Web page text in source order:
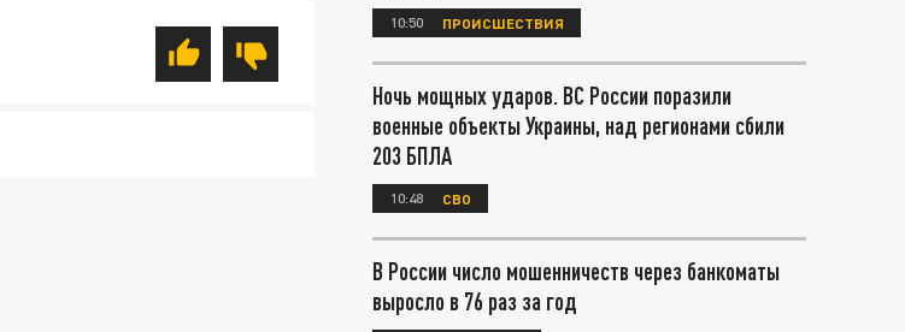
10:50 ПРОИСШЕСТВИЯ
Ночь мощных ударов. ВС России поразили
военные объекты Украины, над регионами сбили
203 БПЛА
10:48 СВО
В России число мошенничеств через банкоматы
выросло в 76 раз за год